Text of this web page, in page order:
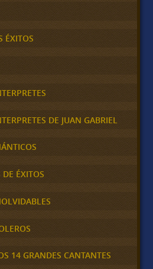
ÉXITOS
DE JUAN GABRIEL
ÉXITOS
14 GRANDES CANTANTES